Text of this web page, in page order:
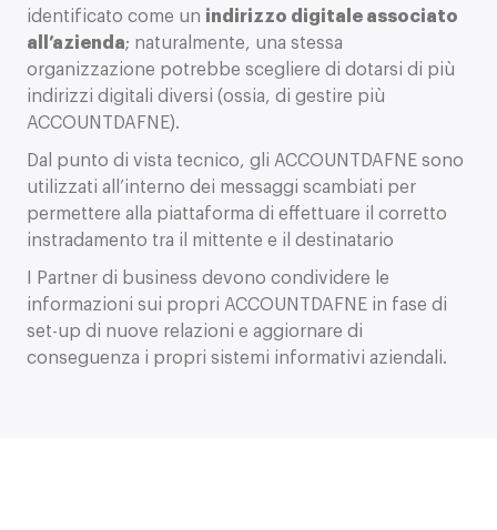
identificato come un indirizzo digitale associato
all’azienda; naturalmente, una stessa
organizzazione potrebbe scegliere di dotarsi di più
indirizzi digitali diversi (ossia, di gestire più
ACCOUNTDAFNE).
Dal punto di vista tecnico, gli ACCOUNTDAFNE sono
utilizzati all’interno dei messaggi scambiati per
permettere alla piattaforma di effettuare il corretto
instradamento tra il mittente e il destinatario
I Partner di business devono condividere le
informazioni sui propri ACCOUNTDAFNE in fase di
set-up di nuove relazioni e aggiornare di
conseguenza i propri sistemi informativi aziendali.